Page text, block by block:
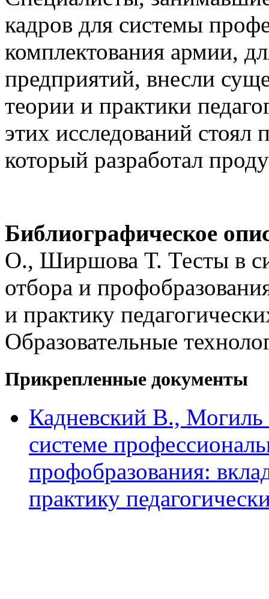
кадров для системы
комплектования армии,
предприятий, внесли
теории и практики
этих исследований
который разработал
Библиографическое
О., Ширшова Т. Тесты в
отбора и
и практику
Образовательные
Прикрепленные документы
Кадневский В.,
системе
профобразования:
практику